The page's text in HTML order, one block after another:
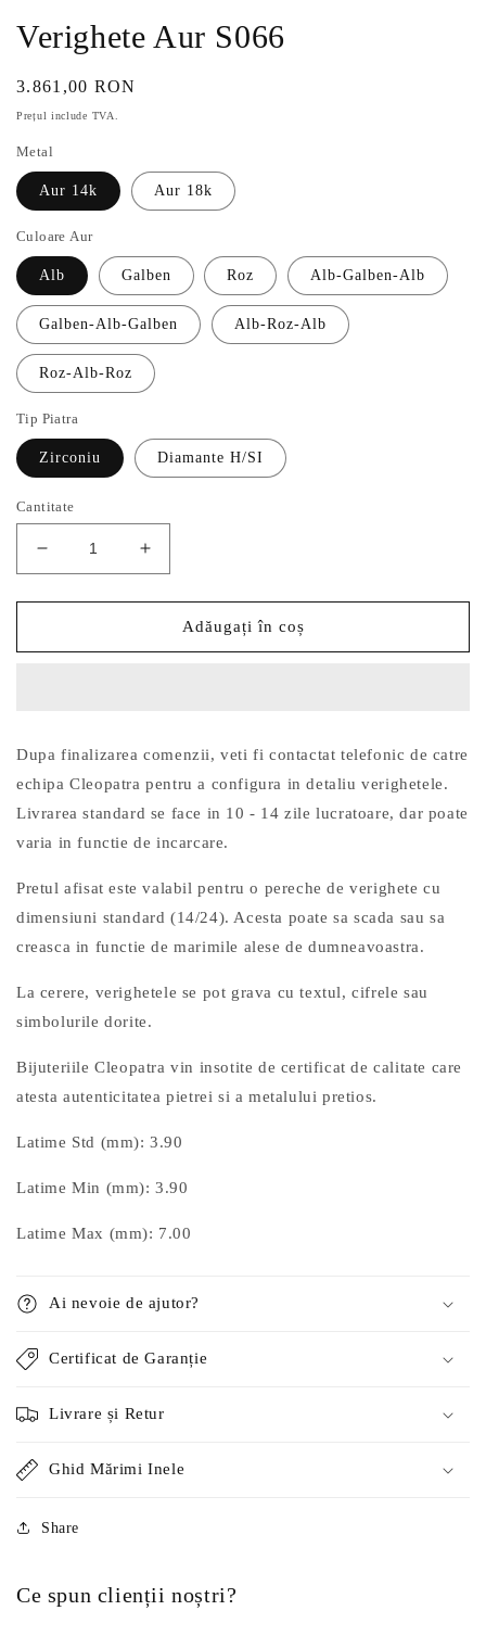
Verighete Aur S066
Preț
obișnuit
3.861,00 RON
Prețul include TVA.
Metal
Aur 14k Aur 18k
Culoare Aur
Alb Galben Roz Alb-Galben-Alb
Galben-Alb-Galben Alb-Roz-Alb
Roz-Alb-Roz
Tip Piatra
Zirconiu Diamante H/SI
Cantitate
Reduceți
cantitatea
pentru
Aur
Creșteți
cantitatea
pentru
Verighete
Aur
Adăugați în coș
Dupa finalizarea comenzii, veti fi contactat telefonic de catre
echipa Cleopatra pentru a configura in detaliu verighetele.
Livrarea standard se face in 10 - 14 zile lucratoare, dar poate
varia in functie de incarcare.
Pretul afisat este valabil pentru o pereche de verighete cu
dimensiuni standard (14/24). Acesta poate sa scada sau sa
creasca in functie de marimile alese de dumneavoastra.
La cerere, verighetele se pot grava cu textul, cifrele sau
simbolurile dorite.
Bijuteriile Cleopatra vin insotite de certificat de calitate care
atesta autenticitatea pietrei si a metalului pretios.
Latime Std (mm): 3.90
Latime Min (mm): 3.90
Latime Max (mm): 7.00
Ai nevoie de ajutor?
Certificat de Garanție
Livrare și Retur
Ghid Mărimi Inele
Share
Ce spun clienții noștri?